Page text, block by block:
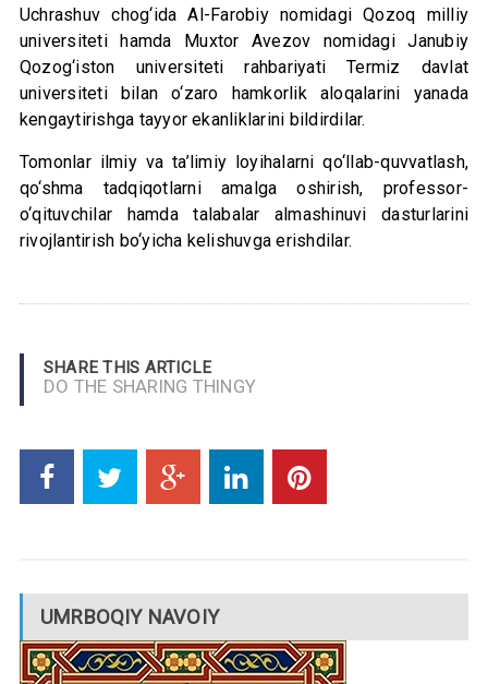
Uchrashuv chog‘ida Al-Farobiy nomidagi Qozoq milliy
universiteti hamda Muxtor Avezov nomidagi Janubiy
Qozog‘iston universiteti rahbariyati Termiz davlat
universiteti bilan o‘zaro hamkorlik aloqalarini yanada
kengaytirishga tayyor ekanliklarini bildirdilar.
Tomonlar ilmiy va ta’limiy loyihalarni qo‘llab-quvvatlash,
qo‘shma tadqiqotlarni amalga oshirish, professor-
o‘qituvchilar hamda talabalar almashinuvi dasturlarini
rivojlantirish bo‘yicha kelishuvga erishdilar.
SHARE THIS ARTICLE
DO THE SHARING THINGY
UMRBOQIY NAVOIY